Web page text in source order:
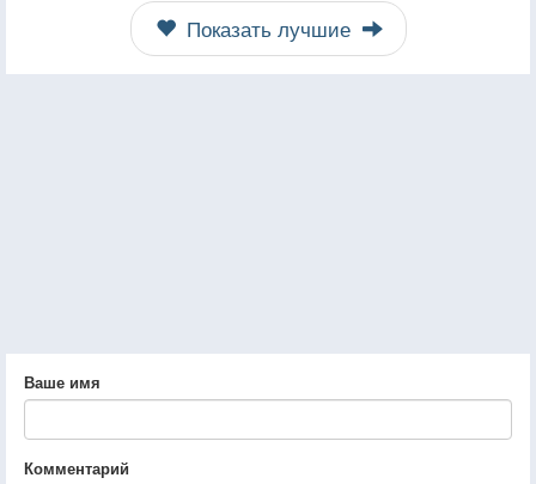
Показать лучшие
Ваше имя
Комментарий